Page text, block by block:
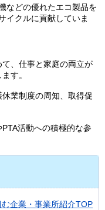
などの優れたエコ製品を
イクルに貢献していま
、仕事と家庭の両立が
す。
業制度の周知、取得促
活動への積極的な参
む企業・事業所紹介TOP